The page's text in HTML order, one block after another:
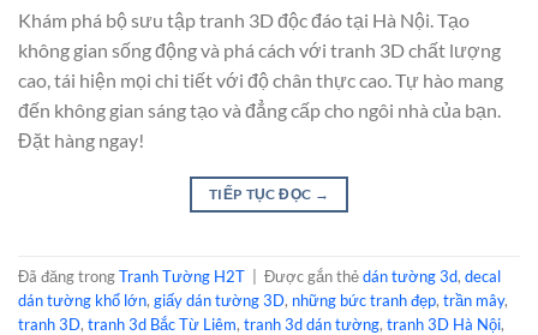
Khám phá bộ sưu tập tranh 3D độc đáo tại Hà Nội. Tạo
không gian sống động và phá cách với tranh 3D chất lượng
cao, tái hiện mọi chi tiết với độ chân thực cao. Tự hào mang
đến không gian sáng tạo và đẳng cấp cho ngôi nhà của bạn.
Đặt hàng ngay!
TIẾP TỤC ĐỌC →
Đã đăng trongTranh Tường H2T Được gắn thẻdán tường 3d, decal
dán tường khổ lớn, giấy dán tường 3D, những bức tranh đẹp, trần mây,
tranh 3D, tranh 3d Bắc Từ Liêm, tranh 3d dán tường, tranh 3D Hà Nội,